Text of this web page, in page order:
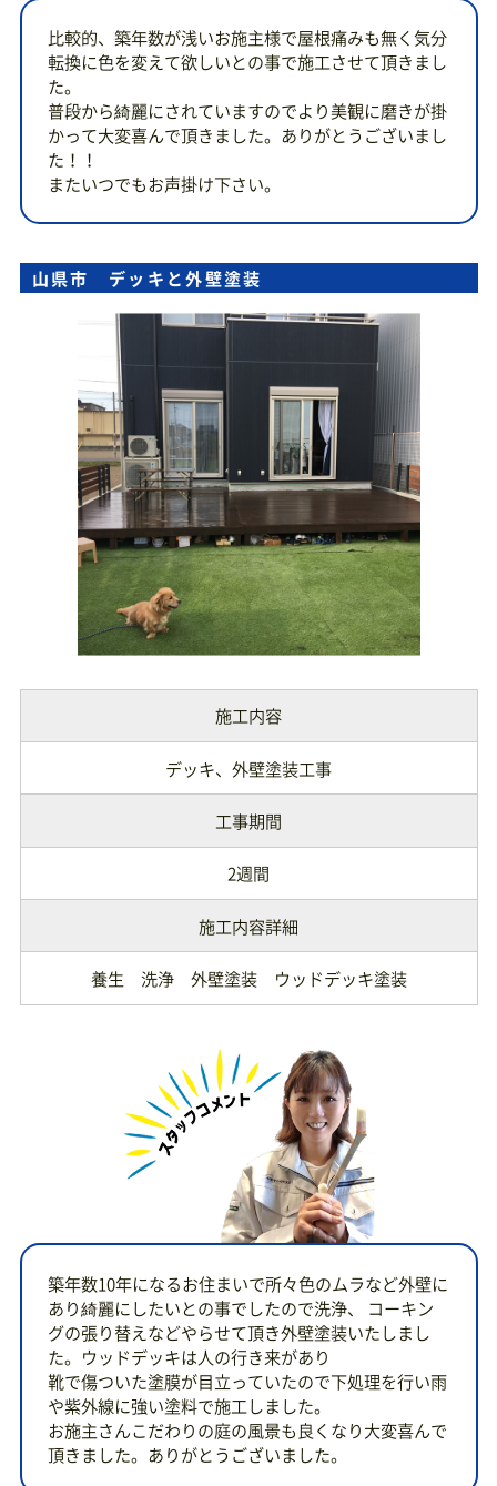
比較的、築年数が浅いお施主様で屋根痛みも無く気分
転換に色を変えて欲しいとの事で施工させて頂きまし
た。
普段から綺麗にされていますのでより美観に磨きが掛
かって大変喜んで頂きました。ありがとうございまし
た！！
またいつでもお声掛け下さい。
山県市 デッキと外壁塗装
施工内容
デッキ、外壁塗装工事
工事期間
2週間
施工内容詳細
養生 洗浄 外壁塗装 ウッドデッキ塗装
築年数10年になるお住まいで所々色のムラなど外壁に
あり綺麗にしたいとの事でしたので洗浄、 コーキン
グの張り替えなどやらせて頂き外壁塗装いたしまし
た。ウッドデッキは人の行き来があり
靴で傷ついた塗膜が目立っていたので下処理を行い雨
や紫外線に強い塗料で施工しました。
お施主さんこだわりの庭の風景も良くなり大変喜んで
頂きました。ありがとうございました。